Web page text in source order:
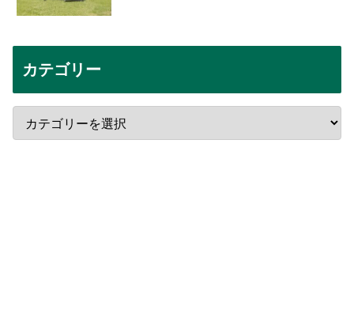
カテゴリー